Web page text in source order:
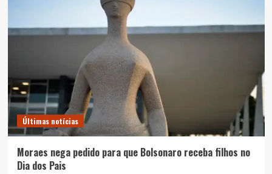
Últimas notícias
Moraes nega pedido para que Bolsonaro receba filhos no
Dia dos Pais